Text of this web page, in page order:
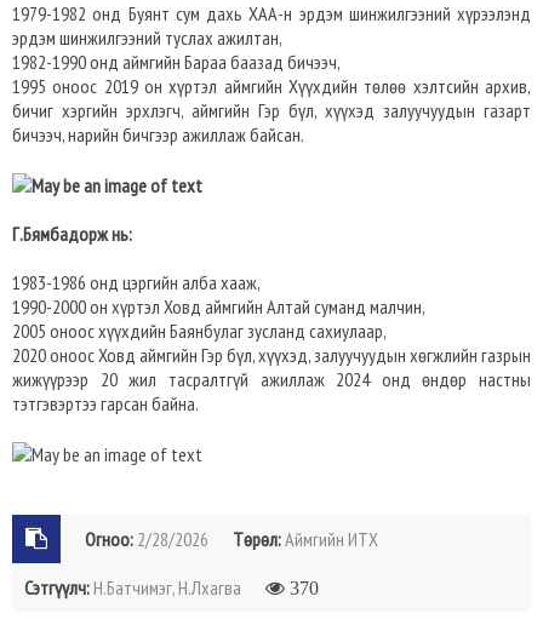
1979-1982 онд Буянт сум дахь ХАА-н эрдэм шинжилгээний хүрээлэнд
эрдэм шинжилгээний туслах ажилтан,
1982-1990 онд аймгийн Бараа баазад бичээч,
1995 оноос 2019 он хүртэл аймгийн Хүүхдийн төлөө хэлтсийн архив,
бичиг хэргийн эрхлэгч, аймгийн Гэр бүл, хүүхэд залуучуудын газарт
бичээч, нарийн бичгээр ажиллаж байсан.
Г.Бямбадорж нь:
1983-1986 онд цэргийн алба хааж,
1990-2000 он хүртэл Ховд аймгийн Алтай суманд малчин,
2005 оноос хүүхдийн Баянбулаг зусланд сахиулаар,
2020 оноос Ховд аймгийн Гэр бүл, хүүхэд, залуучуудын хөгжлийн газрын
жижүүрээр 20 жил тасралтгүй ажиллаж 2024 онд өндөр настны
тэтгэвэртээ гарсан байна.
Огноо: 2/28/2026 Төрөл:Аймгийн ИТХ
Сэтгүүлч: Н.Батчимэг, Н.Лхагва 370